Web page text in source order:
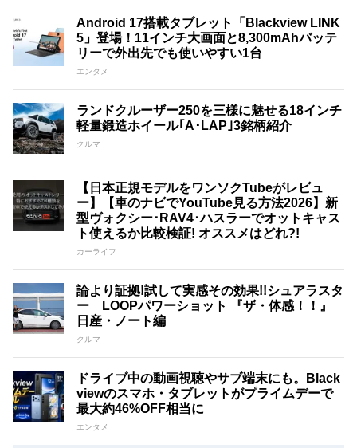
Android 17搭載タブレット「Blackview LINK
5」登場！11インチ大画面と8,300mAhバッテ
リーで外出先でも使いやすい1台
エンタメ
ランドクルーザー250を三様に魅せる18インチ
軽量鍛造ホイール｢A･LAP｣3銘柄紹介
クルマ
【日本正規モデルをワンソクTubeがレビュ
ー】【車のナビでYouTube見る方法2026】新
型ヴォクシー･RAV4･ハスラーでオットキャス
ト使えるか比較検証! オススメはどれ?!
カーライフ
論より証拠!試して実感その効果!!シュアラスタ
ー LOOPパワーショット 『ザ・体感！！』
日産・ノート編
クルマ
ドライブ中の動画視聴やサブ端末にも。Black
viewのスマホ・タブレットがプライムデーで
最大約46%OFF相当に
エンタメ